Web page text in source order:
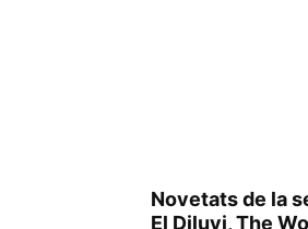
Novetats de la
El Diluvi, The